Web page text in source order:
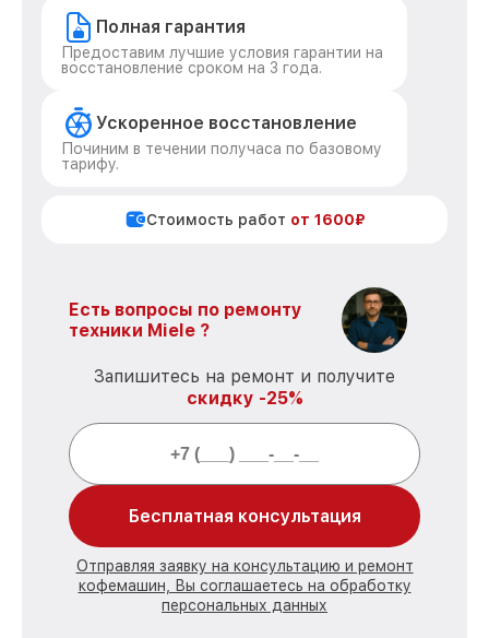
Полная гарантия
Предоставим лучшие условия гарантии на
восстановление сроком на 3 года.
Ускоренное восстановление
Починим в течении получаса по базовому
тарифу.
Стоимость работ от 1600₽
Есть вопросы по ремонту
техники Miele ?
Запишитесь на ремонт и получите
скидку -25%
Бесплатная консультация
Отправляя заявку на консультацию и ремонт
кофемашин, Вы соглашаетесь на обработку
персональных данных